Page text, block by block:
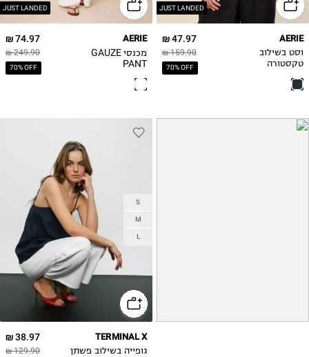
JUST LANDED
47.97 ₪
159.90 ₪
70% OFF
AERIE
וסט בשילוב
טקסטורה
JUST LANDED
74.97 ₪
249.90 ₪
70% OFF
AERIE
מכנסי GAUZE
PANT
S
M
L
38.97 ₪
129.90 ₪
TERMINAL X
גופייה בשילוב פשתן